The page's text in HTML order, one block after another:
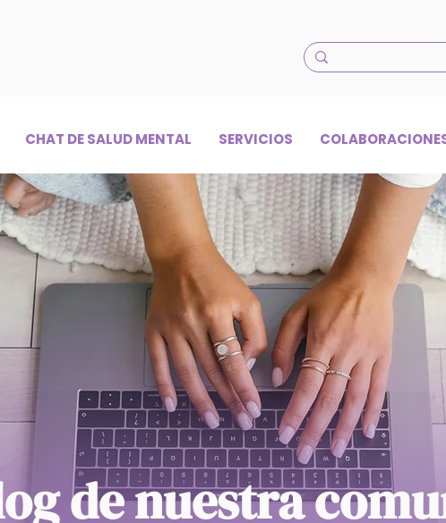
CHAT DE SALUD MENTAL SERVICIOS
de nuestra